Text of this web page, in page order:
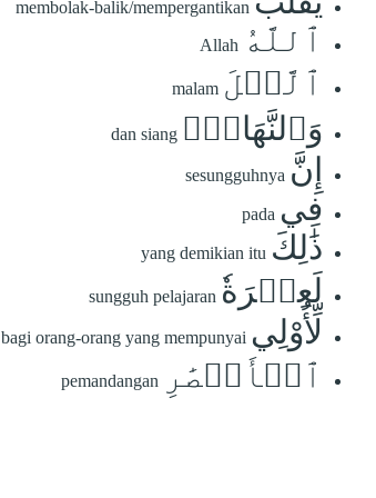
membolak-balik/mempergantikan
ٱللَّهُ Allah
ٱلَّيۡلَ malam
وَٱلنَّهَارَۚ dan siang
إِنَّ sesungguhnya
فِي pada
ذَٰلِكَ yang demikian itu
لَعِبۡرَةٗ sungguh pelajaran
لِّأُوْلِي bagi orang-orang yang mempunyai
ٱلۡأَبۡصَٰرِ pemandangan